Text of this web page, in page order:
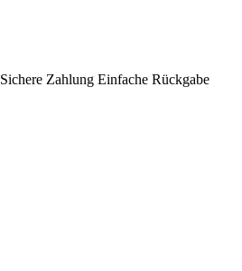
Sichere Zahlung Einfache Rückgabe